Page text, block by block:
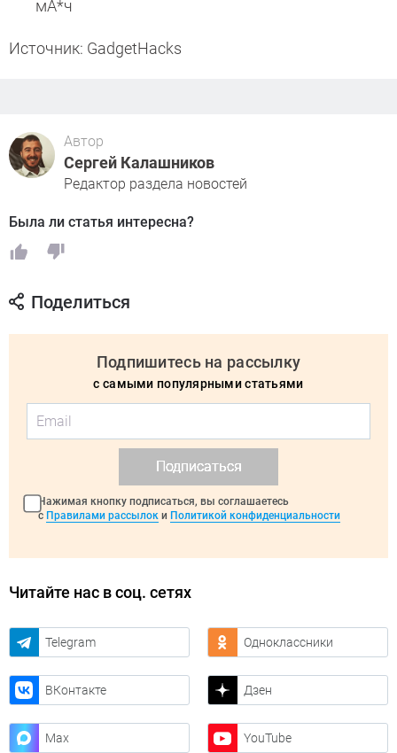
мА*ч
Источник: GadgetHacks
Автор
Сергей Калашников
Редактор раздела новостей
Была ли статья интересна?
Поделиться
Подпишитесь на рассылку
с самыми популярными статьями
Подписаться
Нажимая кнопку подписаться, вы соглашаетесь
с Правилами рассылок и Политикой конфиденциальности
Читайте нас в соц. сетях
Telegram Одноклассники
ВКонтакте Дзен
Max YouTube